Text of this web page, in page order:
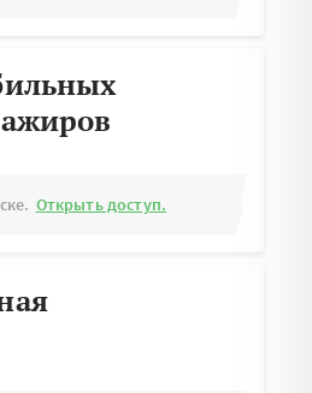
Открыть доступ.